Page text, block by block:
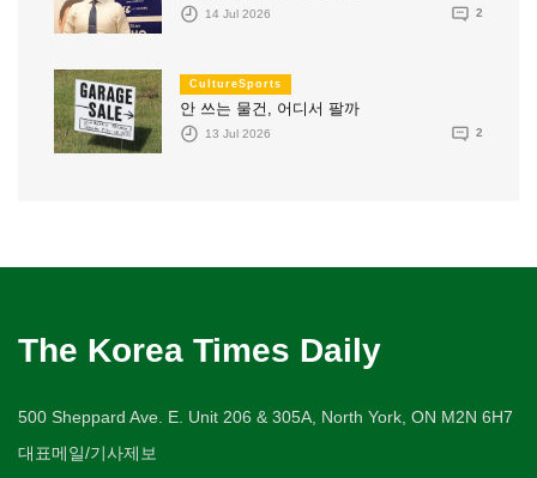
14 Jul 2026 2
CultureSports
안 쓰는 물건, 어디서 팔까
13 Jul 2026 2
The Korea Times Daily
500 Sheppard Ave. E. Unit 206 & 305A, North York, ON M2N 6H7
대표메일/기사제보